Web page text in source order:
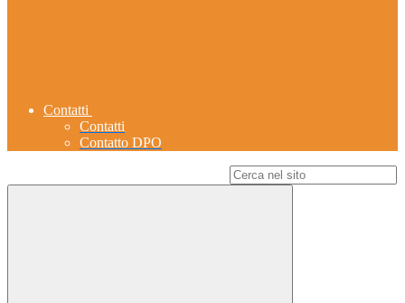
Contatti
Contatti
Contatto DPO